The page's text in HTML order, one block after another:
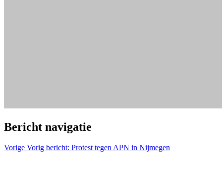
Bericht navigatie
Vorige Vorig bericht: Protest tegen APN in Nijmegen